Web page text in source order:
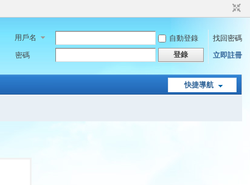
用戶名 自動登錄
找回密碼
密碼
登錄 立即註冊
快捷導航